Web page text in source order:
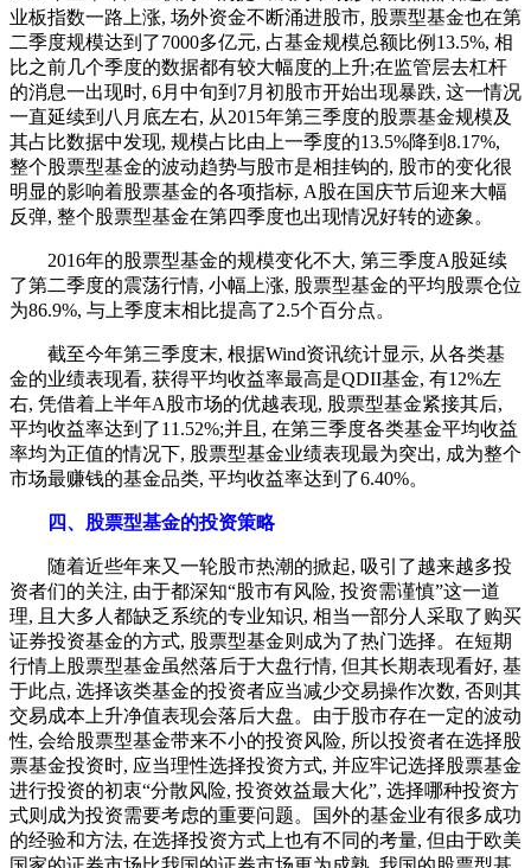
业板指数一路上涨, 场外资金不断涌进股市, 股票型基金也在第
二季度规模达到了7000多亿元, 占基金规模总额比例13.5%, 相
比之前几个季度的数据都有较大幅度的上升;在监管层去杠杆
的消息一出现时, 6月中旬到7月初股市开始出现暴跌, 这一情况
一直延续到八月底左右, 从2015年第三季度的股票基金规模及
其占比数据中发现, 规模占比由上一季度的13.5%降到8.17%,
整个股票型基金的波动趋势与股市是相挂钩的, 股市的变化很
明显的影响着股票基金的各项指标, A股在国庆节后迎来大幅
反弹, 整个股票型基金在第四季度也出现情况好转的迹象。
2016年的股票型基金的规模变化不大, 第三季度A股延续
了第二季度的震荡行情, 小幅上涨, 股票型基金的平均股票仓位
为86.9%, 与上季度末相比提高了2.5个百分点。
截至今年第三季度末, 根据Wind资讯统计显示, 从各类基
金的业绩表现看, 获得平均收益率最高是QDII基金, 有12%左
右, 凭借着上半年A股市场的优越表现, 股票型基金紧接其后,
平均收益率达到了11.52%;并且, 在第三季度各类基金平均收益
率均为正值的情况下, 股票型基金业绩表现最为突出, 成为整个
市场最赚钱的基金品类, 平均收益率达到了6.40%。
四、股票型基金的投资策略
随着近些年来又一轮股市热潮的掀起, 吸引了越来越多投
资者们的关注, 由于都深知“股市有风险, 投资需谨慎”这一道
理, 且大多人都缺乏系统的专业知识, 相当一部分人采取了购买
证券投资基金的方式, 股票型基金则成为了热门选择。在短期
行情上股票型基金虽然落后于大盘行情, 但其长期表现看好, 基
于此点, 选择该类基金的投资者应当减少交易操作次数, 否则其
交易成本上升净值表现会落后大盘。由于股市存在一定的波动
性, 会给股票型基金带来不小的投资风险, 所以投资者在选择股
票基金投资时, 应当理性选择投资方式, 并应牢记选择股票基金
进行投资的初衷“分散风险, 投资效益最大化”, 选择哪种投资方
式则成为投资需要考虑的重要问题。国外的基金业有很多成功
的经验和方法, 在选择投资方式上也有不同的考量, 但由于欧美